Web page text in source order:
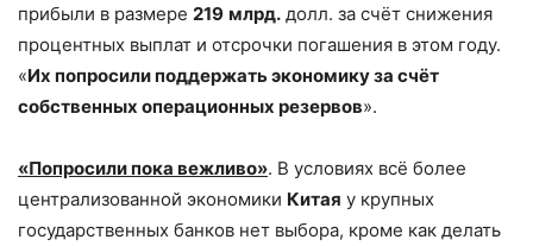
прибыли в размере 219 млрд. долл. за счёт снижения
процентных выплат и отсрочки погашения в этом году.
«Их попросили поддержать экономику за счёт
собственных операционных резервов».
«Попросили пока вежливо». В условиях всё более
централизованной экономики Китая у крупных
государственных банков нет выбора, кроме как делать